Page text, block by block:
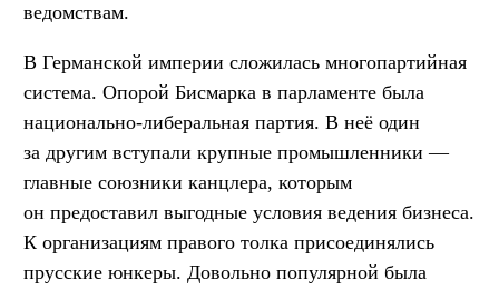
ведомствам.
В Германской империи сложилась многопартийная
система. Опорой Бисмарка в парламенте была
национально-либеральная партия. В неё один
за другим вступали крупные промышленники —
главные союзники канцлера, которым
он предоставил выгодные условия ведения бизнеса.
К организациям правого толка присоединялись
прусские юнкеры. Довольно популярной была